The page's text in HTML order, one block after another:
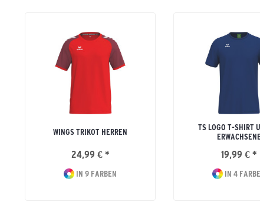
WINGS TRIKOT HERREN
24,99 € *
IN 9 FARBEN
TS LOGO T-SHIRT
ERWACHSENE
19,99 € *
IN 4